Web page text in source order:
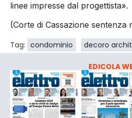
linee impresse dal progettista».
(Corte di Cassazione sentenza
Tag: condominio decoro
EDICOLA